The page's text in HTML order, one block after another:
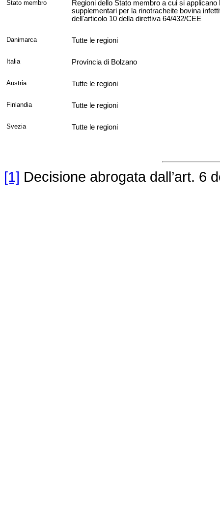
Stato membro
Regioni dello Stato membro a cui si applicano
supplementari per la rinotracheite bovina
dell'articolo 10 della direttiva 64/432/CEE
Danimarca Tutte le regioni
Italia Provincia di Bolzano
Austria Tutte le regioni
Finlandia Tutte le regioni
Svezia Tutte le regioni
[1] Decisione abrogata dall’art. 6